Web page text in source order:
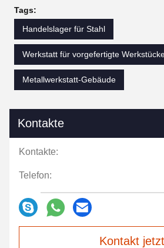
Tags:
Handelslager für Stahl
Werkstatt für vorgefertigte
Metallwerkstatt-Gebäude
Kontakte
Kontakte:
Telefon:
Kontakt jetzt